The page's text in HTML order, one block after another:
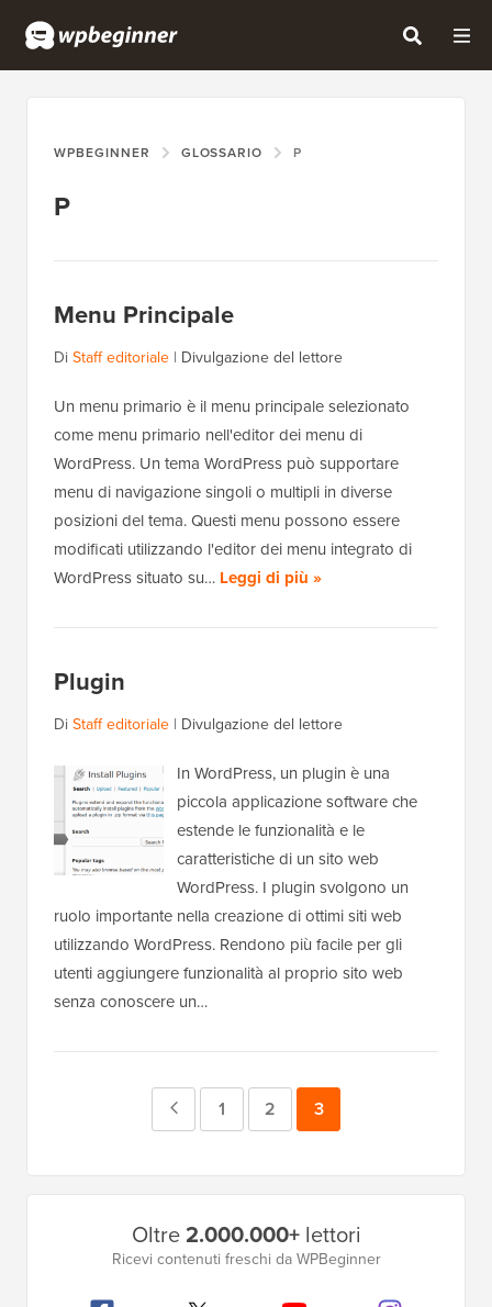
WPBEGINNER GLOSSARIO P
P
Menu Principale
DiStaff editoriale | Divulgazione del lettore
Un menu primario è il menu principale selezionato
come menu primario nell'editor dei menu di
WordPress. Un tema WordPress può supportare
menu di navigazione singoli o multipli in diverse
posizioni del tema. Questi menu possono essere
modificati utilizzando l'editor dei menu integrato di
WordPress situato su… Leggi di più »
Plugin
DiStaff editoriale | Divulgazione del lettore
In WordPress, un plugin è una
piccola applicazione software che
estende le funzionalità e le
caratteristiche di un sito web
WordPress. I plugin svolgono un
ruolo importante nella creazione di ottimi siti web
utilizzando WordPress. Rendono più facile per gli
utenti aggiungere funzionalità al proprio sito web
senza conoscere un…
PaginaPagina
1 Pagina
2 Pagina
3
Oltre2.000.000+lettori
Ricevi contenuti freschi da WPBeginner